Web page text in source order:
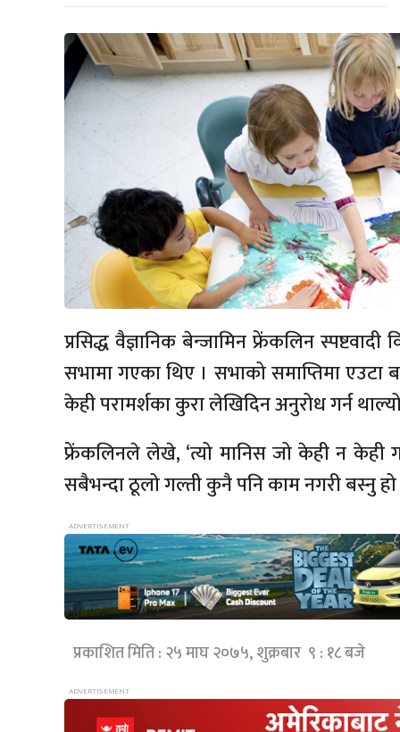
प्रसिद्ध वैज्ञानिक बेन्जामिन फ्रेंकलिन
सभामा गएका थिए । सभाको समाप्तिमा
केही परामर्शका कुरा लेखिदिन अनुरोध गर्न
फ्रेंकलिनले लेखे, ‘त्यो मानिस जो केही न
सबैभन्दा ठूलो गल्ती कुनै पनि काम नगरी बस्नु हो
प्रकाशित मिति : २५ माघ २०७५, शुक्रबार ९ : १८ बजे